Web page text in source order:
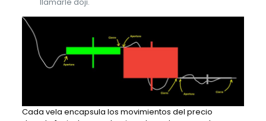
Cada vela encapsula los movimientos del precio